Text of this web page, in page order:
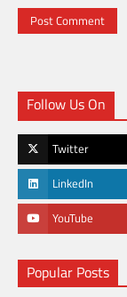
Follow Us On
Twitter
LinkedIn
YouTube
Popular Posts